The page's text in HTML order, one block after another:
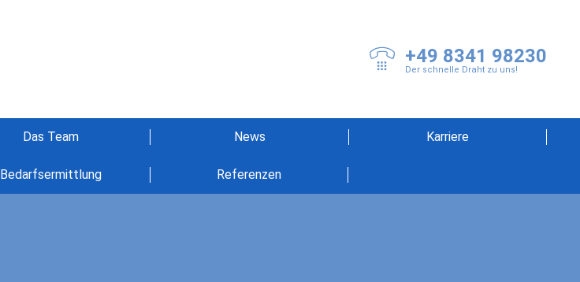
+49 8341 98230
Der schnelle Draht zu uns!
Das Team News Karriere
Bedarfsermittlung Referenzen